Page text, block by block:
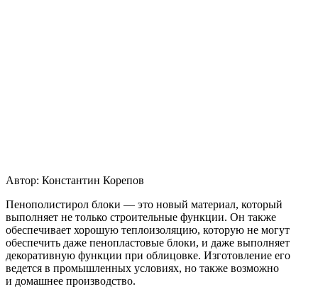
Автор: Константин Корепов
Пенополистирол блоки — это новый материал, который
выполняет не только строительные функции. Он также
обеспечивает хорошую теплоизоляцию, которую не могут
обеспечить даже пенопластовые блоки, и даже выполняет
декоративную функции при облицовке. Изготовление его
ведется в промышленных условиях, но также возможно
и домашнее производство.